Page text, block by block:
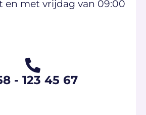
en met vrijdag van 09:00
- 123 45 67​